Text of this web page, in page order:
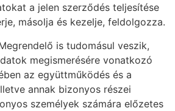
a jelen szerződés teljesítése
másolja és kezelje, feldolgozza.
is tudomásul veszik,
megismerésére vonatkozó
az együttműködés és a
annak bizonyos részei
személyek számára előzetes